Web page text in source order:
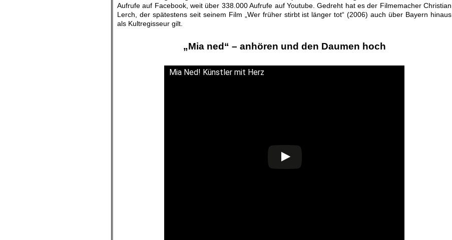
Aufrufe auf Facebook, weit über 338.000 Aufrufe auf Youtube. Gedreht hat es der Filmemacher Christian
Lerch, der spätestens seit seinem Film „Wer früher stirbt ist länger tot“ (2006) auch über Bayern hinaus
als Kultregisseur gilt.
„Mia ned“ – anhören und den Daumen hoch
Mia Ned! Künstler mit Herz